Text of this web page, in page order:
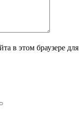
в этом браузере для